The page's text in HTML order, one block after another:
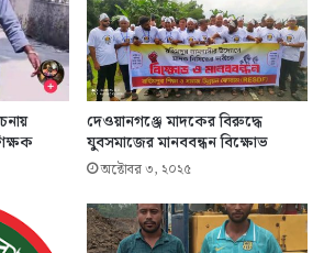
দেওয়ানগঞ্জে মাদকের বিরুদ্ধে
যুবসমাজের মানববন্ধন বিক্ষোভ
অক্টোবর ৩, ২০২৫